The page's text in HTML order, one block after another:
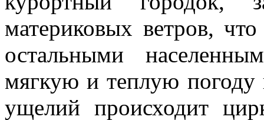
материковых ветров,
остальными
мягкую и теплую погоду
ущелий происходит